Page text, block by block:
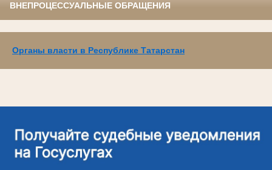
ВНЕПРОЦЕССУАЛЬНЫЕ ОБРАЩЕНИЯ
Органы власти в Республике Татарстан